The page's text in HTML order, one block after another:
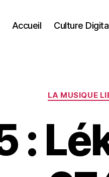
Accueil Culture
LA MUSIQUE
: